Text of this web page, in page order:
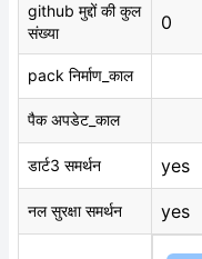
github मुद्दों की कुल
संख्या
0
pack निर्माण_काल
पैक अपडेट_काल
डार्ट3 समर्थन yes
नल सुरक्षा समर्थन yes